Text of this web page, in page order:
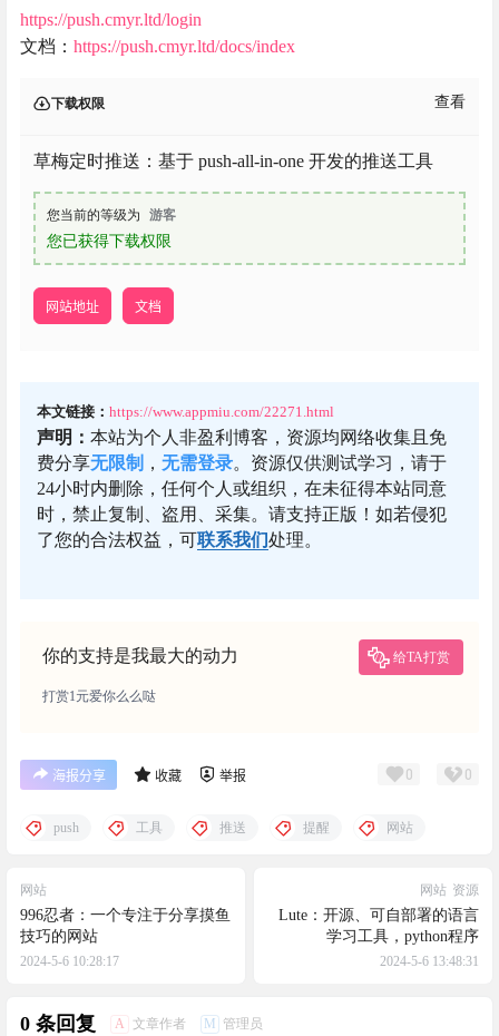
https://push.cmyr.ltd/login
文档： https://push.cmyr.ltd/docs/index
下载权限 查看
草梅定时推送：基于 push-all-in-one 开发的推送工具
您当前的等级为 游客
您已获得下载权限
网站地址 文档
本文链接： https://www.appmiu.com/22271.html
声明： 本站为个人非盈利博客，资源均网络收集且免
费分享无限制 ， 无需登录。资源仅供测试学习，请于
24小时内删除，任何个人或组织，在未征得本站同意
时，禁止复制、盗用、采集。请支持正版！如若侵犯
了您的合法权益，可联系我们处理。
你的支持是我最大的动力 给TA打赏
打赏1元爱你么么哒
海报分享 收藏 举报 0 0
push 工具 推送 提醒 网站
网站
996忍者：一个专注于分享摸鱼
技巧的网站
2024-5-6 10:28:17
网站 资源
Lute：开源、可自部署的语言
学习工具，python程序
2024-5-6 13:48:31
0 条回复 A 文章作者 M 管理员